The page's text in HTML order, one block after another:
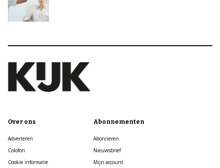
Over ons
Adverteren
Colofon
Cookie informatie
Abonnementen
Abonneren
Nieuwsbrief
Mijn account